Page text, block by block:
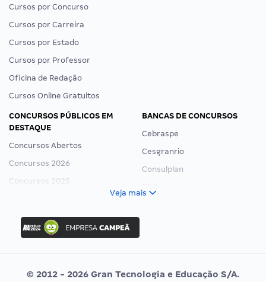
Cursos por Concurso
Cursos por Carreira
Cursos por Estado
Cursos por Professor
Oficina de Redação
Cursos Online Gratuitos
CONCURSOS PÚBLICOS EM
DESTAQUE
Concursos Abertos
Concursos 2026
Concursos 2025
Concurso Ibama
Concurso MPU
Editais publicados
BANCAS DE CONCURSOS
Cebraspe
Cesgranrio
Consulplan
Vunesp
Veja mais
© 2012 - 2026 Gran Tecnologia e Educação S/A.